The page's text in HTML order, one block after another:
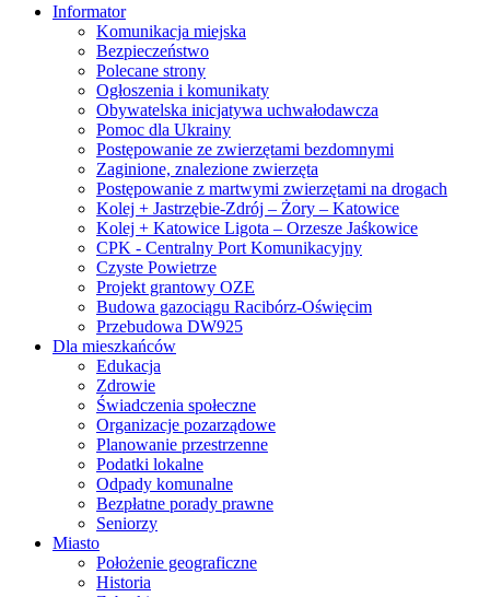
Informator
Komunikacja miejska
Bezpieczeństwo
Polecane strony
Ogłoszenia i komunikaty
Obywatelska inicjatywa uchwałodawcza
Pomoc dla Ukrainy
Postępowanie ze zwierzętami bezdomnymi
Zaginione, znalezione zwierzęta
Postępowanie z martwymi zwierzętami na drogach
Kolej + Jastrzębie-Zdrój – Żory – Katowice
Kolej + Katowice Ligota – Orzesze Jaśkowice
CPK - Centralny Port Komunikacyjny
Czyste Powietrze
Projekt grantowy OZE
Budowa gazociągu Racibórz-Oświęcim
Przebudowa DW925
Dla mieszkańców
Edukacja
Zdrowie
Świadczenia społeczne
Organizacje pozarządowe
Planowanie przestrzenne
Podatki lokalne
Odpady komunalne
Bezpłatne porady prawne
Seniorzy
Miasto
Położenie geograficzne
Historia